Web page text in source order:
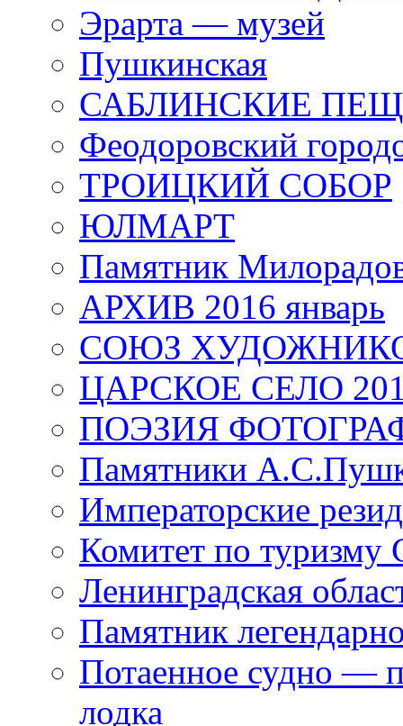
Эрарта — музей
Пушкинская
САБЛИНСКИЕ
Феодоровский
ТРОИЦКИЙ СОБОР
ЮЛМАРТ
Памятник
АРХИВ 2016 январь
СОЮЗ
ЦАРСКОЕ СЕЛО
ПОЭЗИЯ
Памятники
Императорские
Комитет по туризму
Ленинградская
Памятник
Потаенное судно —
лодка